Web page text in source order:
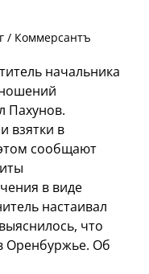
/ Коммерсантъ
начальника
Пахунов.
взятки в
сообщают
в виде
настаивал
что
Оренбуржье. Об